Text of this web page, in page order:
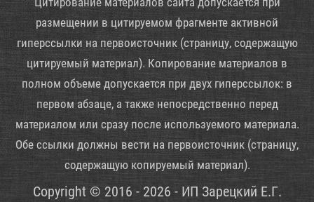
размещении в цитируемом фрагменте активной
гиперссылки на первоисточник (страницу, содержащую
цитируемый материал). Копирование материалов в
полном объеме допускается при двух гиперссылок: в
первом абзаце, а также непосредственно перед
материалом или сразу после используемого материала.
Обе ссылки должны вести на первоисточник (страницу,
содержащую копируемый материал).
Copyright © 2016 - 2026 - ИП Зарецкий Е.Г.